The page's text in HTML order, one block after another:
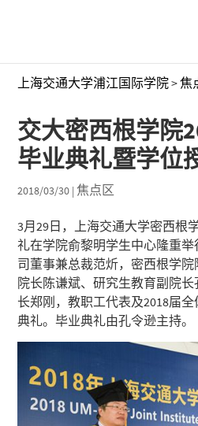
上海交通大学浦江国际学院>焦
交大密西根学院
毕业典礼暨学位
2018/03/30 |焦点区
3月29日，上海交通大学密西根
礼在学院俞黎明学生中心隆重
司董事兼总裁范炘，密西根学
院长陈谦斌、研究生教育副院
长郑刚，教职工代表及2018届
典礼。毕业典礼由孔令逊主持。